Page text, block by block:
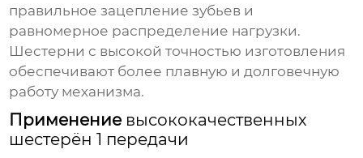
правильное зацепление зубьев и
равномерное распределение нагрузки.
Шестерни с высокой точностью изготовления
обеспечивают более плавную и долговечную
работу механизма.
Применение высококачественных
шестерён 1 передачи